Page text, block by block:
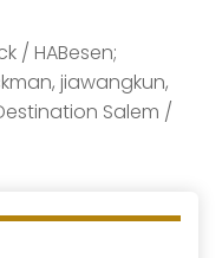
/ HABesen;
jiawangkun,
Salem /